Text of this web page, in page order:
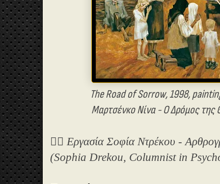
The Road of Sorrow,1998,
Μαρτσένκο Νίνα - Ο Δρόμος της
✍🏻 Εργασία Σοφία Ντρέκου -
(Sophia Drekou, Columnist in